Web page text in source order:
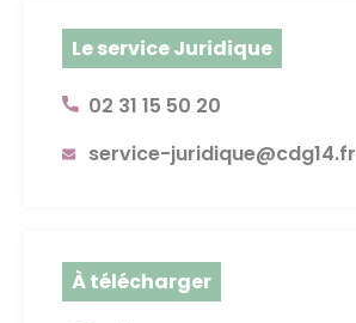
Le service Juridique
02 31 15 50 20
service-juridique@cdg14.fr
À télécharger